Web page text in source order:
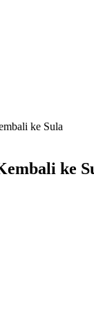
ke Sula
ke